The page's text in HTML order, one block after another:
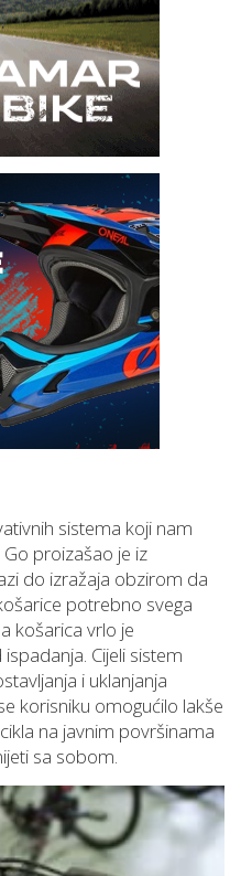
sistema koji nam
Go proizašao je iz
do izražaja obzirom da
potrebno svega
košarica vrlo je
Cijeli sistem
i uklanjanja
korisniku omogućilo lakše
na javnim površinama
sa sobom.